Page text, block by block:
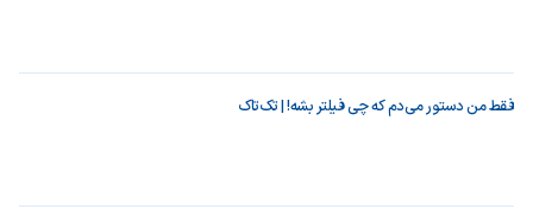
فقط من دستور می‌دم که چی فیلتر بشه! | تک‌تاک